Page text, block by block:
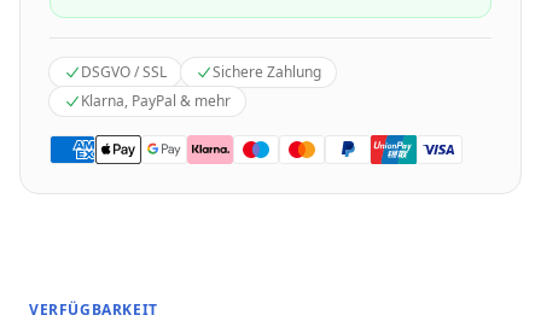
DSGVO / SSL
Sichere Zahlung
Klarna, PayPal & mehr
VERFÜGBARKEIT